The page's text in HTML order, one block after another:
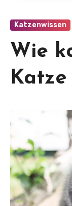
Katzenwissen
Wie